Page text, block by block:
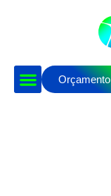
Orçamento